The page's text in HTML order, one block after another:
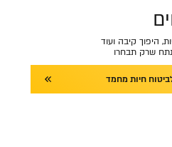
היפוך קיבה ועוד
שרק תבחרו
חיות מחמד